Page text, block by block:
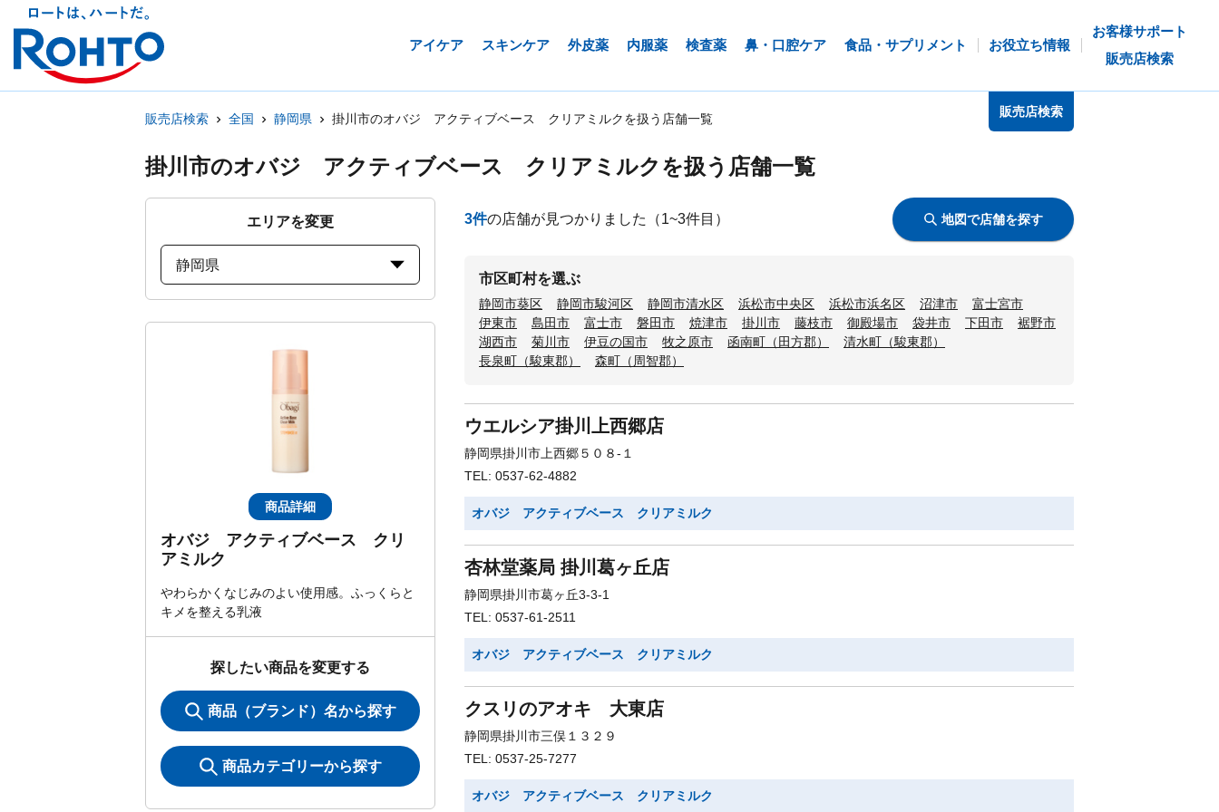
アイケア スキンケア 外皮薬 内服薬 検査薬 鼻・口腔ケア 食品・サプリメント お役立ち情報
お客様サポート
販売店検索
販売店検索 全国 静岡県 掛川市のオバジ アクティブベース クリアミルクを扱う店舗一覧 販売店検索
掛川市のオバジ アクティブベース クリアミルクを扱う店舗一覧
エリアを変更
静岡県
商品詳細
オバジ アクティブベース クリ
アミルク
やわらかくなじみのよい使用感。ふっくらと
キメを整える乳液
探したい商品を変更する
商品（ブランド）名から探す
商品カテゴリーから探す
3件の店舗が見つかりました （1~3件目） 地図で店舗を探す
市区町村を選ぶ
静岡市葵区 静岡市駿河区 静岡市清水区 浜松市中央区 浜松市浜名区 沼津市
富士宮市
伊東市
島田市 富士市 磐田市 焼津市 掛川市 藤枝市 御殿場市 袋井市 下田市
裾野市
湖西市
菊川市 伊豆の国市 牧之原市 函南町（田方郡）
清水町（駿東郡）
長泉町（駿東郡）
森町（周智郡）
ウエルシア掛川上西郷店
静岡県掛川市上西郷５０８-１
TEL: 0537-62-4882
オバジ アクティブベース クリアミルク
杏林堂薬局 掛川葛ヶ丘店
静岡県掛川市葛ヶ丘3-3-1
TEL: 0537-61-2511
オバジ アクティブベース クリアミルク
クスリのアオキ 大東店
静岡県掛川市三俣１３２９
TEL: 0537-25-7277
オバジ アクティブベース クリアミルク